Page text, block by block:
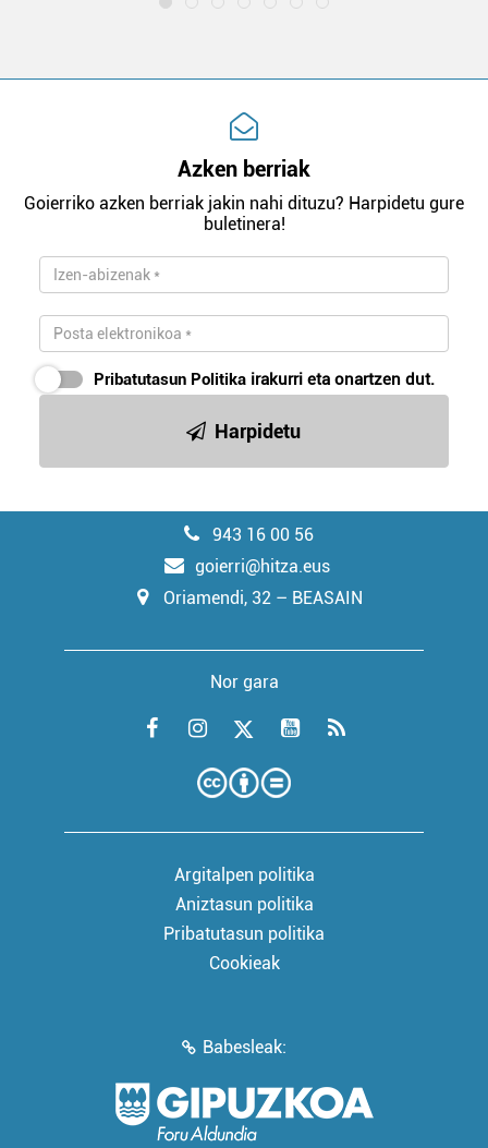
Azken berriak
Goierriko azken berriak jakin nahi dituzu? Harpidetu gure
buletinera!
Pribatutasun Politika irakurri eta onartzen dut.
Harpidetu
943 16 00 56
goierri@hitza.eus
Oriamendi, 32 – BEASAIN
Nor gara
Argitalpen politika
Aniztasun politika
Pribatutasun politika
Cookieak
Babesleak: